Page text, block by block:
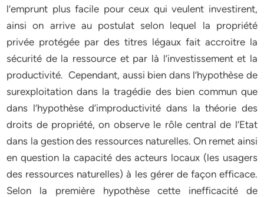
l’emprunt plus facile pour ceux qui veulent investirent,
ainsi on arrive au postulat selon lequel la propriété
privée protégée par des titres légaux fait accroitre la
sécurité de la ressource et par là l’investissement et la
productivité. Cependant, aussi bien dans l’hypothèse de
surexploitation dans la tragédie des bien commun que
dans l’hypothèse d’improductivité dans la théorie des
droits de propriété, on observe le rôle central de l’Etat
dans la gestion des ressources naturelles. On remet ainsi
en question la capacité des acteurs locaux (les usagers
des ressources naturelles) à les gérer de façon efficace.
Selon la première hypothèse cette inefficacité de